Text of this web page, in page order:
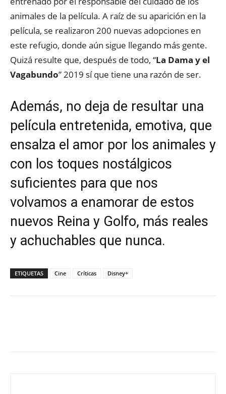
animales de la película. A raíz de su aparición en la
película, se realizaron 200 nuevas adopciones en
este refugio, donde aún sigue llegando más gente.
Quizá resulte que, después de todo, “La Dama y el
Vagabundo” 2019 sí que tiene una razón de ser.
Además, no deja de resultar una
película entretenida, emotiva, que
ensalza el amor por los animales y
con los toques nostálgicos
suficientes para que nos
volvamos a enamorar de estos
nuevos Reina y Golfo, más reales
y achuchables que nunca.
ETIQUETAS Cine Críticas Disney+